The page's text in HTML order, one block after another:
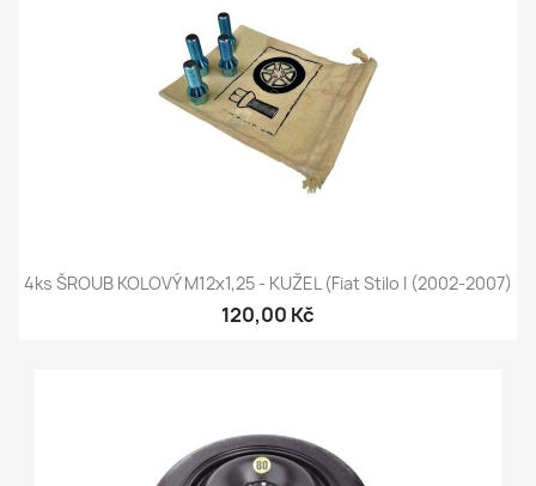
4ks ŠROUB KOLOVÝ M12x1,25 - KUŽEL (Fiat Stilo I (2002-2007)
120,00 Kč